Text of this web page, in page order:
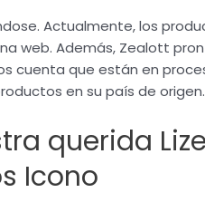
Actualmente, los
web. Además, Zealott
cuenta que están en
en su país de origen.
querida
Icono